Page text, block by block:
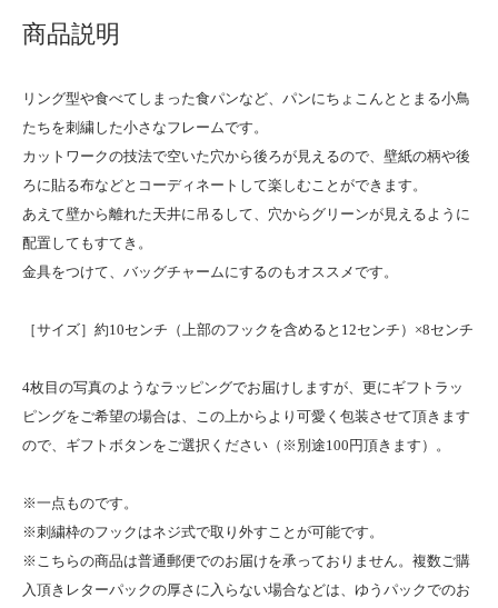
商品説明
リング型や食べてしまった食パンなど、パンにちょこんととまる小鳥
たちを刺繍した小さなフレームです。
カットワークの技法で空いた穴から後ろが見えるので、壁紙の柄や後
ろに貼る布などとコーディネートして楽しむことができます。
あえて壁から離れた天井に吊るして、穴からグリーンが見えるように
配置してもすてき。
金具をつけて、バッグチャームにするのもオススメです。
［サイズ］約10センチ（上部のフックを含めると12センチ）×8センチ
4枚目の写真のようなラッピングでお届けしますが、更にギフトラッ
ピングをご希望の場合は、この上からより可愛く包装させて頂きます
ので、ギフトボタンをご選択ください（※別途100円頂きます）。
※一点ものです。
※刺繍枠のフックはネジ式で取り外すことが可能です。
※こちらの商品は普通郵便でのお届けを承っておりません。複数ご購
入頂きレターパックの厚さに入らない場合などは、ゆうパックでのお